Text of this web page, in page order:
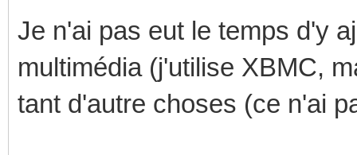
Je n'ai pas eut le temps d'y
multimédia (j'utilise XBMC,
tant d'autre choses (ce n'ai